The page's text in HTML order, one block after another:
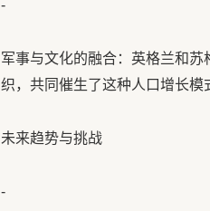
-
军事与文化的融合：英格兰和
织，共同催生了这种人口增长模
未来趋势与挑战
-